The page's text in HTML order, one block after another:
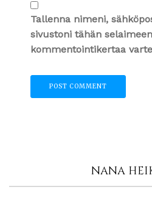
Tallenna nimeni,
sivustoni tähän
kommentointikertaa
NANA